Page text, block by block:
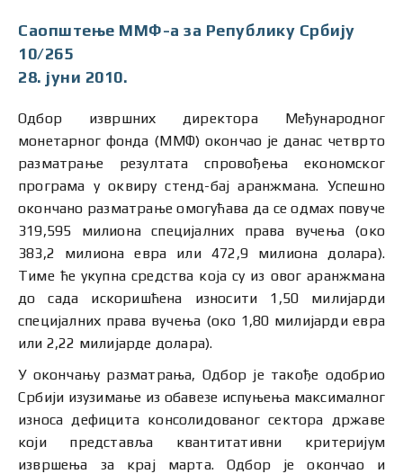
Саопштење ММФ-а за Републику Србију
10/265
28. јуни 2010.
Одбор извршних директора Међународног
монетарног фонда (ММФ) окончао је данас четврто
разматрање резултата спровођења економског
програма у оквиру стенд-бај аранжмана. Успешно
окончано разматрање омогућава да се одмах повуче
319,595 милиона специјалних права вучења (око
383,2 милиона евра или 472,9 милиона долара).
Тиме ће укупна средства која су из овог аранжмана
до сада искоришћена износити 1,50 милијарди
специјалних права вучења (око 1,80 милијарди евра
или 2,22 милијарде долара).
У окончању разматрања, Одбор је такође одобрио
Србији изузимање из обавезе испуњења максималног
износа дефицита консолидованог сектора државе
који представља квантитативни критеријум
извршења за крај марта. Одбор је окончао и